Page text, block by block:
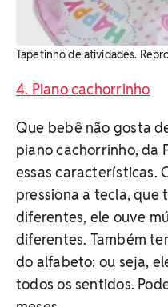
Tapetinho de atividades.
4. Piano cachorrinho
Que bebê não gosta
piano cachorrinho, da
essas características.
pressiona a tecla, que
diferentes, ele ouve
diferentes. Também
do alfabeto: ou seja,
todos os sentidos.